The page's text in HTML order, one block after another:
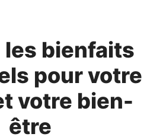
les bienfaits
pour votre
votre bien-
être